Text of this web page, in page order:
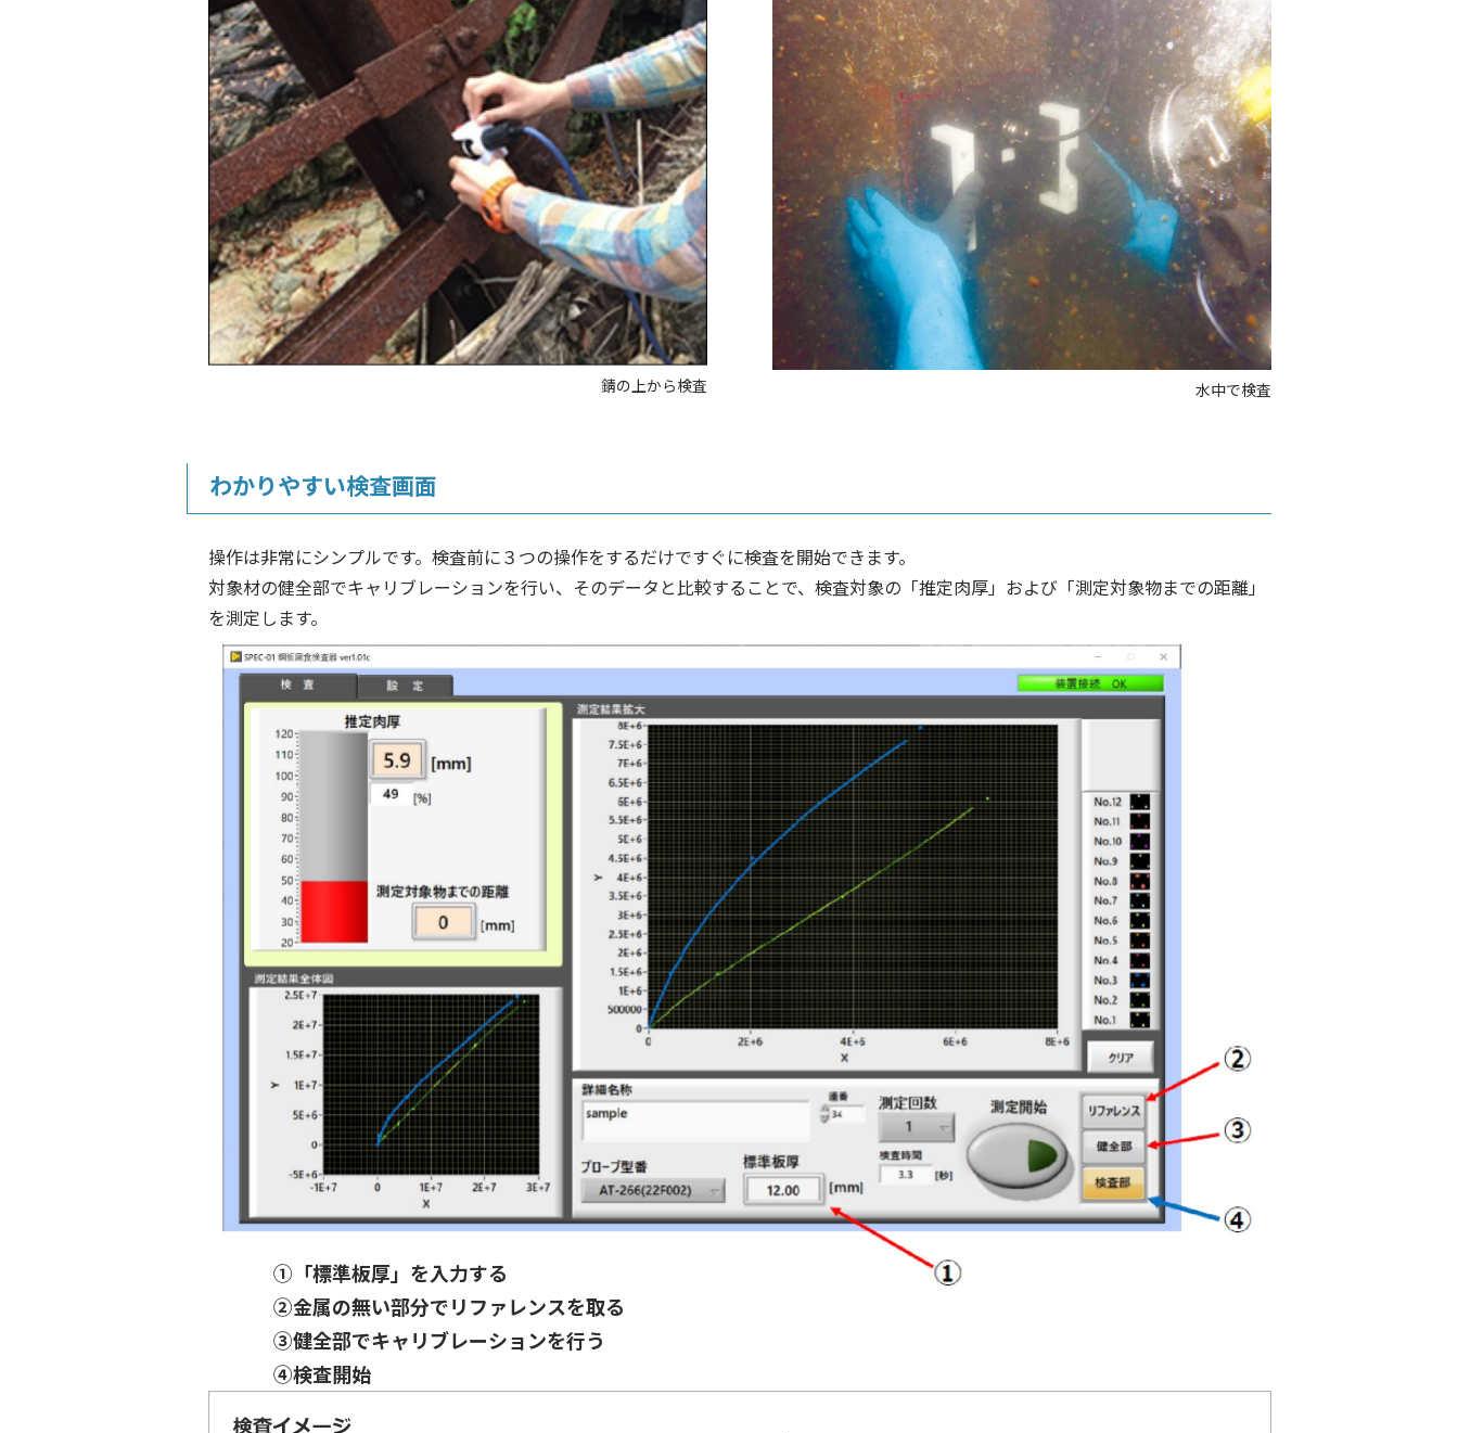
錆の上から検査 水中で検査
わかりやすい検査画面
操作は非常にシンプルです。検査前に３つの操作をするだけですぐに検査を開始できます。
対象材の健全部でキャリブレーションを行い、そのデータと比較することで、検査対象の「推定肉厚」および「測定対象物までの距離」
を測定します。
①「標準板厚」を入力する
②金属の無い部分でリファレンスを取る
③健全部でキャリブレーションを行う
④検査開始